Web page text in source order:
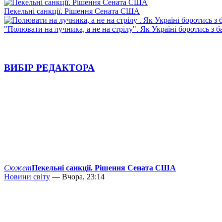
Пекельні санкції. Рішення Сената США
"Полювати на лучника, а не на стрілу". Як Україні боротись з
ВИБІР РЕДАКТОРА
СюжетПекельні санкції. Рішення Сената США
Новини світу — Вчора, 23:14